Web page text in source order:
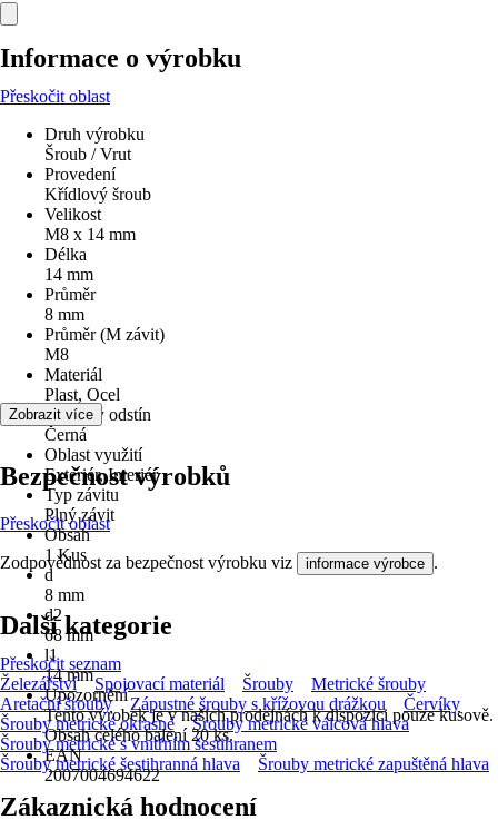
Informace o výrobku
Přeskočit oblast
Druh výrobku
Šroub / Vrut
Provedení
Křídlový šroub
Velikost
M8 x 14 mm
Délka
14 mm
Průměr
8 mm
Průměr (M závit)
M8
Materiál
Plast, Ocel
Barevný odstín
Černá
Oblast využití
Exteriér, Interiér
Typ závitu
Plný závit
Obsah
1 Kus
d
8 mm
d2
68 mm
l1
14 mm
Upozornění
Tento výrobek je v našich prodejnách k dispozici pouze kusově.
Obsah celého balení 20 ks.
EAN
2007004694622
Zobrazit více
Bezpečnost výrobků
Přeskočit oblast
Zodpovědnost za bezpečnost výrobku viz informace výrobce .
Další kategorie
Přeskočit seznam
Železářství
Spojovací materiál Šrouby
Metrické šrouby
Aretační šrouby
Zápustné šrouby s křížovou drážkou
Červíky
Šrouby metrické okrasné
Šrouby metrické válcová hlava
Šrouby metrické s vnitřním šestihranem
Šrouby metrické šestihranná hlava
Šrouby metrické zapuštěná hlava
Zákaznická hodnocení